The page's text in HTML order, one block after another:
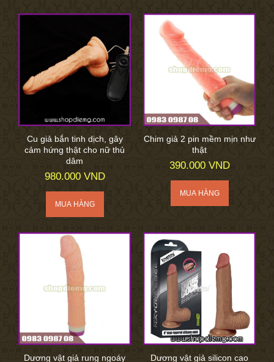
Cu giả bắn tinh dịch, gây
cảm hứng thật cho nữ thủ
dâm
980.000 VND
Chim giả 2 pin mềm mịn như
thật
390.000 VND
Dương vật giả rung ngoáy
Dương vật giả silicon cao